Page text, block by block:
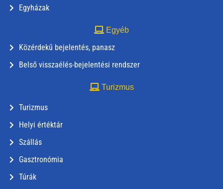
Egyházak
Egyéb
Közérdekű bejelentés, panasz
Belső visszaélés-bejelentési rendszer
Turizmus
Turizmus
Helyi értéktár
Szállás
Gasztronómia
Túrák